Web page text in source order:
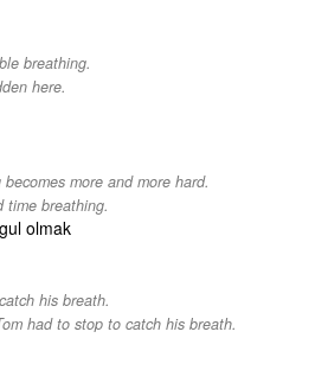
breathing.
here.
more and more hard.
time breathing.
olmak
his breath.
had to stop to catch his breath.